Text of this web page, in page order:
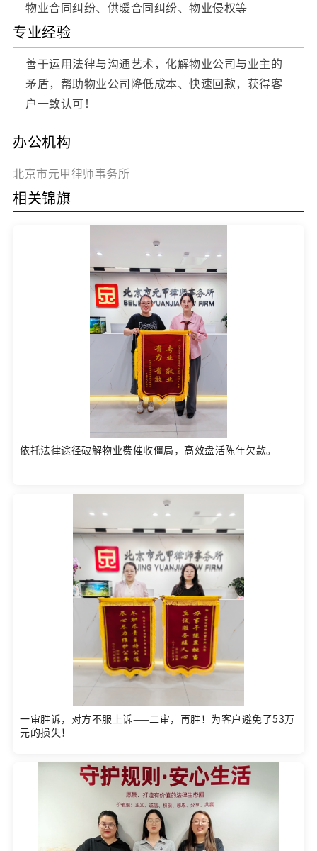
物业合同纠纷、供暖合同纠纷、物业侵权等
专业经验
善于运用法律与沟通艺术，化解物业公司与业主的
矛盾，帮助物业公司降低成本、快速回款，获得客
户一致认可！
办公机构
北京市元甲律师事务所
相关锦旗
依托法律途径破解物业费催收僵局，高效盘活陈年欠款。
一审胜诉，对方不服上诉——二审，再胜！为客户避免了53万
元的损失！